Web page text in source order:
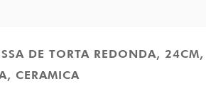
DE TORTA REDONDA, 24CM,
CERAMICA